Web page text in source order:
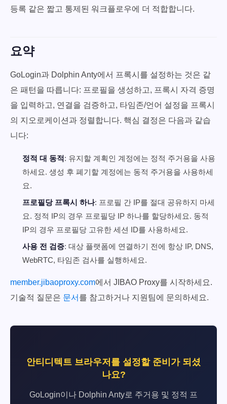
등록 같은 짧고 통제된 워크플로우에 더 적합합니다.
요약
GoLogin과 Dolphin Anty에서 프록시를 설정하는 것은 같
은 패턴을 따릅니다: 프로필을 생성하고, 프록시 자격 증명
을 입력하고, 연결을 검증하고, 타임존/언어 설정을 프록시
의 지오로케이션과 정렬합니다. 핵심 결정은 다음과 같습
니다:
정적 대 동적: 유지할 계획인 계정에는 정적 주거용을 사용
하세요. 생성 후 폐기할 계정에는 동적 주거용을 사용하세
요.
프로필당 프록시 하나: 프로필 간 IP를 절대 공유하지 마세
요. 정적 IP의 경우 프로필당 IP 하나를 할당하세요. 동적
IP의 경우 프로필당 고유한 세션 ID를 사용하세요.
사용 전 검증: 대상 플랫폼에 연결하기 전에 항상 IP, DNS,
WebRTC, 타임존 검사를 실행하세요.
member.jibaoproxy.com에서 JIBAO Proxy를 시작하세요.
기술적 질문은 문서 를 참고하거나 지원팀에 문의하세요.
안티디텍트 브라우저를 설정할 준비가 되셨
나요?
GoLogin이나 Dolphin Anty로 주거용 및 정적 프